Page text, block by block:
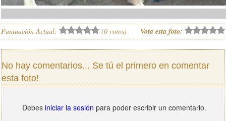
Puntuación Actual: (0 votos) Vota esta foto:
No hay comentarios... Se tú el primero en comentar
esta foto!
Debes iniciar la sesión para poder escribir un comentario.